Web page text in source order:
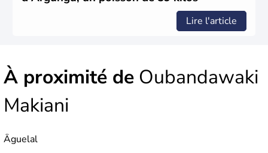
Lire l'article
À proximité de Oubandawaki
Makiani
Âguelal